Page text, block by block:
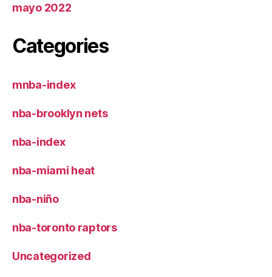
mayo 2022
Categories
mnba-index
nba-brooklyn nets
nba-index
nba-miami heat
nba-niño
nba-toronto raptors
Uncategorized